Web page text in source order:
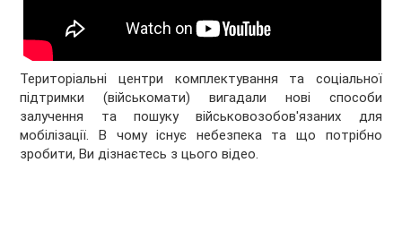
Територіальні центри комплектування та соціальної
підтримки (військомати) вигадали нові способи
залучення та пошуку військовозобов'язаних для
мобілізації. В чому існує небезпека та що потрібно
зробити, Ви дізнаєтесь з цього відео.